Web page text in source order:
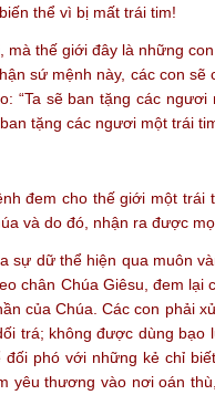
thể vì bị mất trái tim!
thế giới đây là những
sứ mệnh này, các con sẽ
“Ta sẽ ban tặng các
tặng các ngươi một trái
đem cho thế giới một trái
và do đó, nhận ra được
dữ thể hiện qua muôn
chân Chúa Giêsu, đem lại
của Chúa. Các con phải
trá; không được dùng
phó với những kẻ chỉ
thương vào nơi oán